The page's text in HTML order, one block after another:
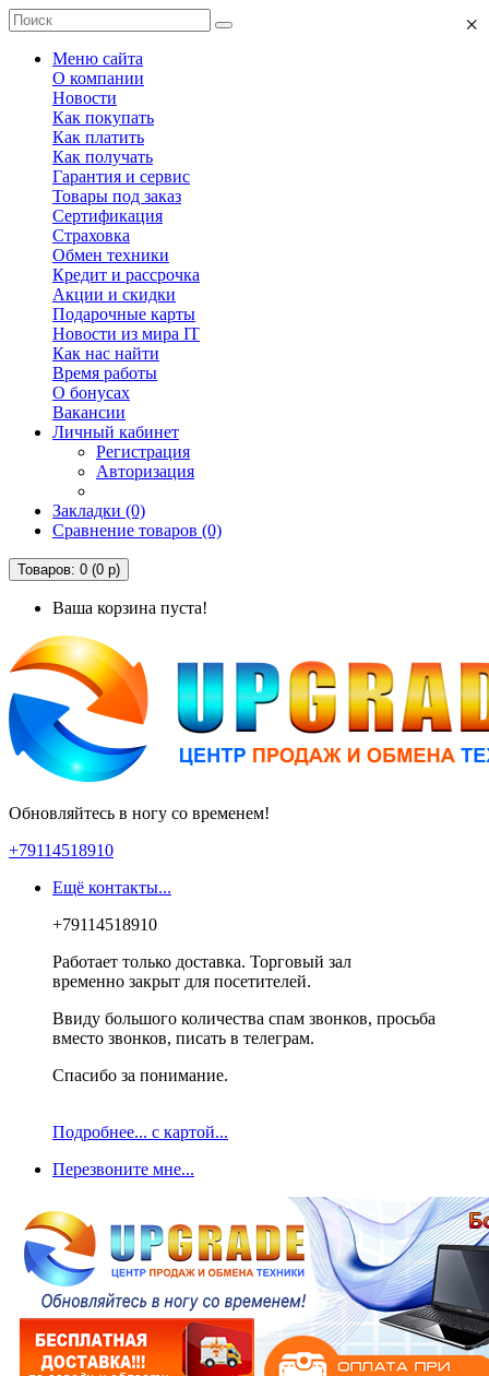
Меню сайта
О компании
Новости
Как покупать
Как платить
Как получать
Гарантия и сервис
Товары под заказ
Сертификация
Страховка
Обмен техники
Кредит и рассрочка
Акции и скидки
Подарочные карты
Новости из мира IT
Как нас найти
Время работы
О бонусах
Вакансии
Личный кабинет
Регистрация
Авторизация
Закладки (0)
Сравнение товаров (0)
Товаров: 0 (0 р)
Ваша корзина пуста!
Обновляйтесь в ногу со временем!
+79114518910
Ещё контакты...
×
+79114518910
Работает только доставка. Торговый зал
временно закрыт для посетителей.
Ввиду большого количества спам звонков, просьба
вместо звонков, писать в телеграм.
Спасибо за понимание.
Подробнее... с картой...
Перезвоните мне...